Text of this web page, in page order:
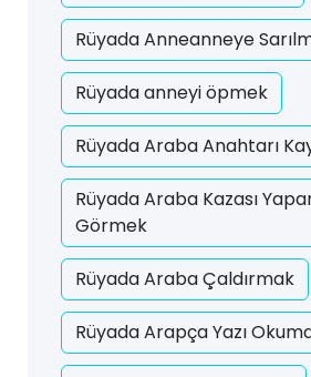
Rüyada Anneanneye
Rüyada anneyi öpmek
Rüyada Araba Anahtarı
Rüyada Araba Kazası
Görmek
Rüyada Araba Çaldırmak
Rüyada Arapça Yazı